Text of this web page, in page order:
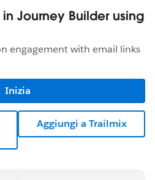
Journey Builder using
engagement with email links
Inizia
Aggiungi a Trailmix